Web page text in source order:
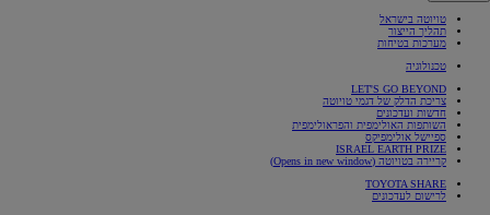
טויוטה בישראל
תהליך הייצור
מערכות בטיחות
טכנולוגיה
LET'S GO BEYOND
צריכת הדלק של דגמי טויוטה
חדשות ועדכונים
השותפות האולימפית והפראולימפית
ספיישל אולימפיקס
ISRAEL EARTH PRIZE
קריירה בטויוטה (Opens in new window)
TOYOTA SHARE
לרישום לעדכונים